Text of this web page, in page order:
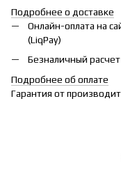
Подробнее о доставке
Онлайн-оплата на
(LiqPay)
Безналичный
Подробнее об оплате
Гарантия от